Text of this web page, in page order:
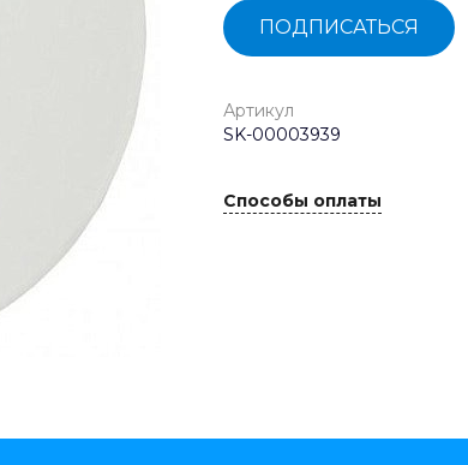
ПОДПИСАТЬСЯ
Артикул
SK-00003939
Способы оплаты